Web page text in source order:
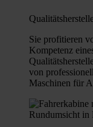
Sie profitieren
Kompetenz
von
Maschinen für